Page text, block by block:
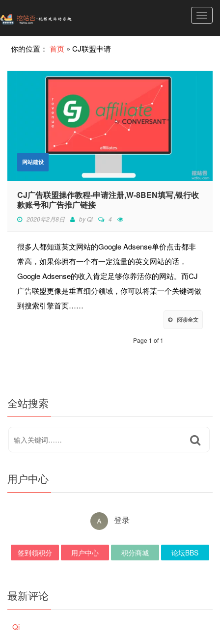
你的位置：首页 »CJ联盟申请
网站建设
CJ广告联盟操作教程-申请注册,W-8BEN填写,银行收
款账号和广告推广链接
2020年2月8日 byQi 4
很多人都知道英文网站的Google Adsense单价点击都非
常高，如果你拥有一个有一定流量的英文网站的话，
Google Adsense的收入肯定足够你养活你的网站。而CJ
广告联盟更像是垂直细分领域，你可以将某一个关键词做
到搜索引擎首页……
阅读全文
Page 1 of 1
全站搜索
用户中心
登录
签到领积分 用户中心 积分商城 论坛BBS
最新评论
Qi